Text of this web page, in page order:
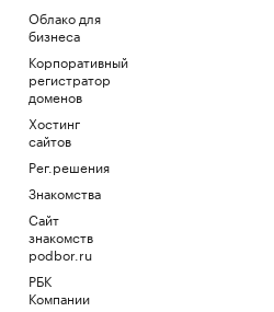
Облако для
бизнеса
Корпоративный
регистратор
доменов
Хостинг
сайтов
Рег.решения
Знакомства
Сайт
знакомств
podbor.ru
РБК
Компании